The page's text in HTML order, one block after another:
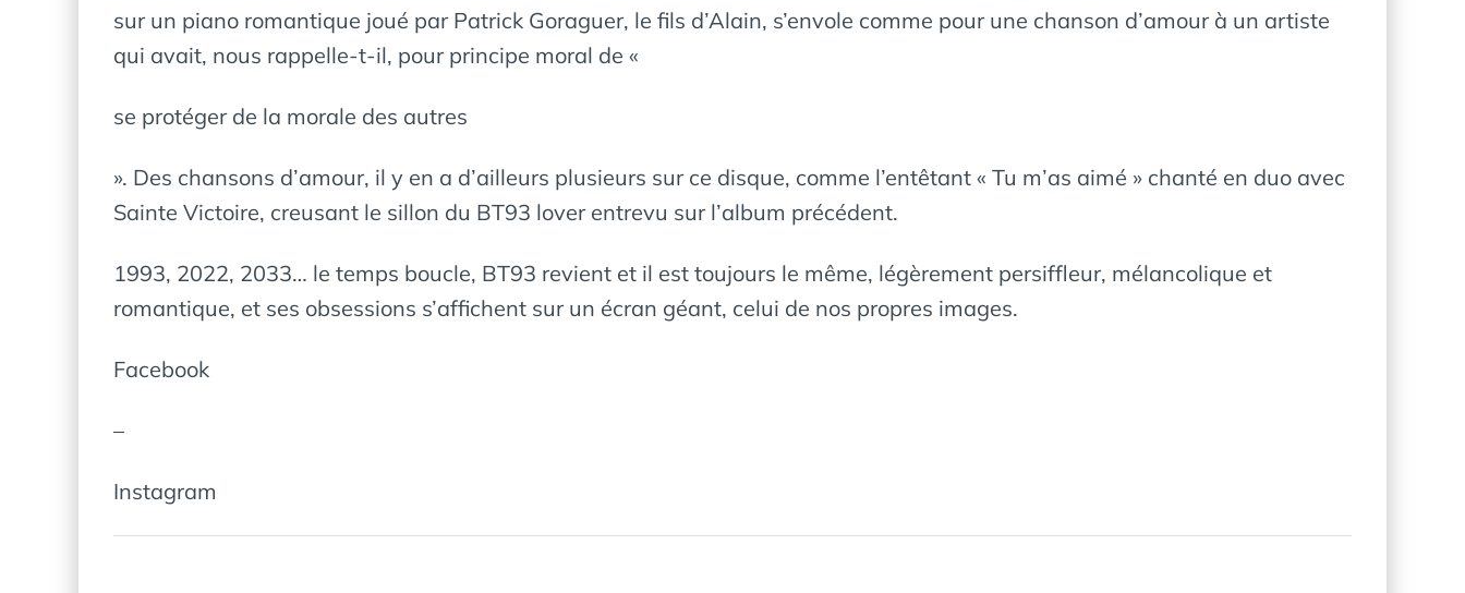
sur un piano romantique joué par Patrick Goraguer, le fils d’Alain, s’envole comme pour une chanson d’amour à un artiste
qui avait, nous rappelle-t-il, pour principe moral de «
se protéger de la morale des autres
». Des chansons d’amour, il y en a d’ailleurs plusieurs sur ce disque, comme l’entêtant « Tu m’as aimé » chanté en duo avec
Sainte Victoire, creusant le sillon du BT93 lover entrevu sur l’album précédent.
1993, 2022, 2033… le temps boucle, BT93 revient et il est toujours le même, légèrement persiffleur, mélancolique et
romantique, et ses obsessions s’affichent sur un écran géant, celui de nos propres images.
Facebook
–
Instagram